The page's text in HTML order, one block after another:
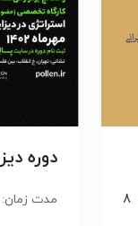
8
دوره
مدت زمان: